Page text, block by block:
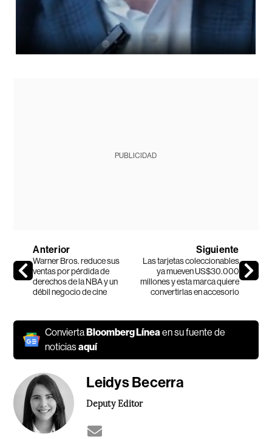
PUBLICIDAD
Anterior
Warner Bros. reduce sus
ventas por pérdida de
derechos de la NBA y un
débil negocio de cine
Siguiente
Las tarjetas coleccionables
ya mueven US$30.000
millones y esta marca quiere
convertirlas en accesorio
ConviertaBloomberg Línea en su fuente de
noticiasaquí
Leidys Becerra
Deputy Editor